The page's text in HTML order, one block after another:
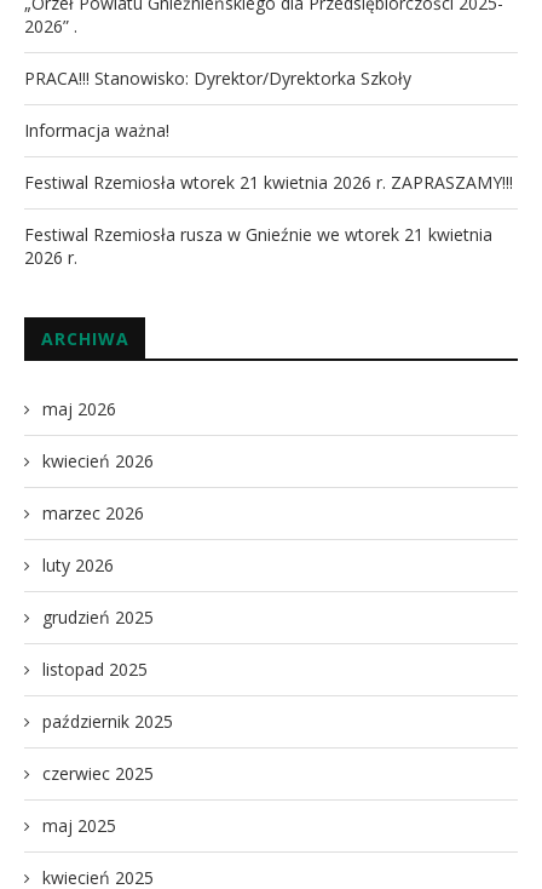
2026” .
PRACA!!! Stanowisko: Dyrektor/Dyrektorka Szkoły
Informacja ważna!
Festiwal Rzemiosła wtorek 21 kwietnia 2026 r. ZAPRASZAMY!!!
Festiwal Rzemiosła rusza w Gnieźnie we wtorek 21 kwietnia
2026 r.
ARCHIWA
maj 2026
kwiecień 2026
marzec 2026
luty 2026
grudzień 2025
listopad 2025
październik 2025
czerwiec 2025
maj 2025
kwiecień 2025